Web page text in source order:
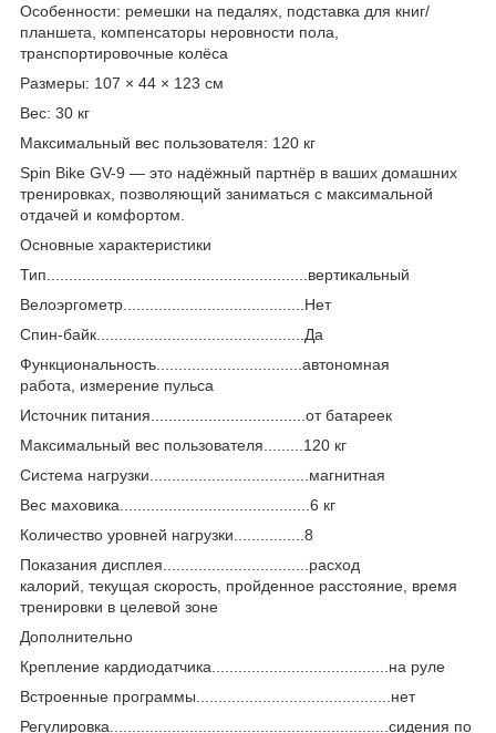
Особенности: ремешки на педалях, подставка для книг/
планшета, компенсаторы неровности пола,
транспортировочные колёса
Размеры: 107 × 44 × 123 см
Вес: 30 кг
Максимальный вес пользователя: 120 кг
Spin Bike GV-9 — это надёжный партнёр в ваших домашних
тренировках, позволяющий заниматься с максимальной
отдачей и комфортом.
Основные характеристики
Тип...........................................................вертикальный
Велоэргометр.........................................Нет
Спин-байк...............................................Да
Функциональность.................................автономная
работа, измерение пульса
Источник питания...................................от батареек
Максимальный вес пользователя.........120 кг
Система нагрузки....................................магнитная
Вес маховика...........................................6 кг
Количество уровней нагрузки................8
Показания дисплея.................................расход
калорий, текущая скорость, пройденное расстояние, время
тренировки в целевой зоне
Дополнительно
Крепление кардиодатчика........................................на руле
Встроенные программы............................................нет
Регулировка...............................................................сидения по